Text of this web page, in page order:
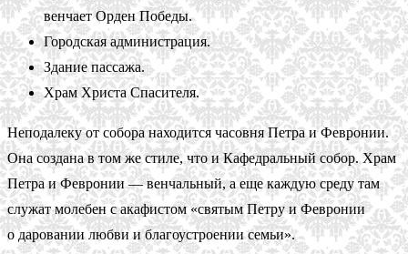
венчает Орден Победы.
Городская администрация.
Здание пассажа.
Храм Христа Спасителя.
Неподалеку от собора находится часовня Петра и Февронии.
Она создана в том же стиле, что и Кафедральный собор. Храм
Петра и Февронии — венчальный, а еще каждую среду там
служат молебен с акафистом «святым Петру и Февронии
о даровании любви и благоустроении семьи».